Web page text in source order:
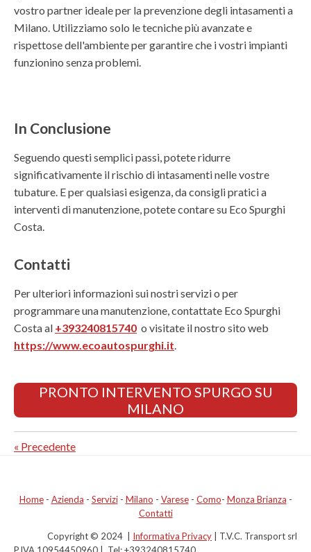
vostro partner ideale per la prevenzione degli intasamenti a
Milano. Utilizziamo solo le tecniche più avanzate e
rispettose dell'ambiente per garantire che i vostri impianti
funzionino senza problemi.
In Conclusione
Seguendo questi semplici passi, potete ridurre
significativamente il rischio di intasamenti nelle vostre
tubature. E per qualsiasi esigenza, da consigli pratici a
interventi di manutenzione, potete contare su Eco Spurghi
Costa.
Contatti
Per ulteriori informazioni sui nostri servizi o per
programmare una manutenzione, contattate Eco Spurghi
Costa al +393240815740 o visitate il nostro sito web
https://www.ecoautospurghi.it
PRONTO INTERVENTO SPURGO SU
MILANO
« Precedente
Home- Azienda - Servizi- Milano - Varese- Como- Monza Brianza -
Contatti
Copyright © 2024 | Informativa Privacy | T.V.C. Transport srl